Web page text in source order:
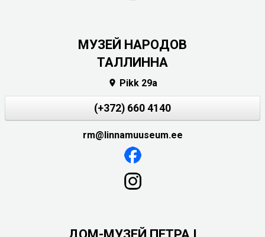
MУЗЕЙ НАРОДОВ
ТАЛЛИННА
 Pikk 29a
(+372) 660 4140
rm@linnamuuseum.ee